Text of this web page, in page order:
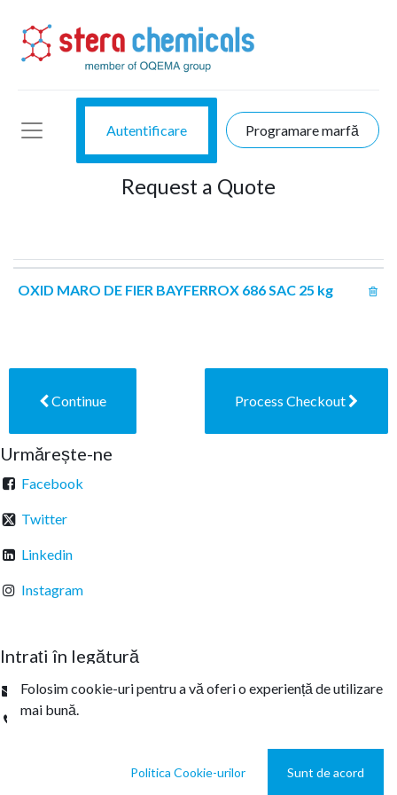
Autentificare Programare marfă
Request a Quote
OXID MARO DE FIER BAYFERROX 686 SAC 25 kg
Continue Process Checkout
Urmărește-ne
Facebook
Twitter
Linkedin
Instagram
Intrați în legătură
office@sterachemicals.ro
+40 21 457 03 22
Folosim cookie-uri pentru a vă oferi o experiență de utilizare
mai bună.
Politica Cookie-urilor Sunt de acord